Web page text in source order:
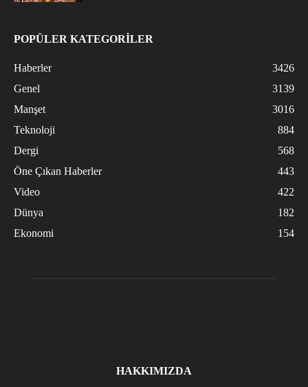
POPÜLER KATEGORİLER
Haberler
3426
Genel
3139
Manşet
3016
Teknoloji
884
Dergi
568
Öne Çıkan Haberler
443
Video
422
Dünya
182
Ekonomi
154
HAKKIMIZDA